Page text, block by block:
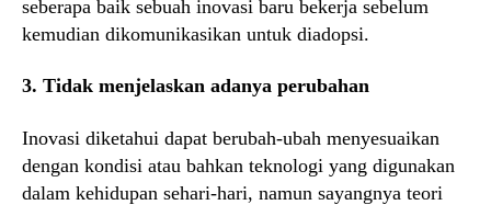
seberapa baik sebuah inovasi baru bekerja sebelum
kemudian dikomunikasikan untuk diadopsi.
3. Tidak menjelaskan adanya perubahan
Inovasi diketahui dapat berubah-ubah menyesuaikan
dengan kondisi atau bahkan teknologi yang digunakan
dalam kehidupan sehari-hari, namun sayangnya teori